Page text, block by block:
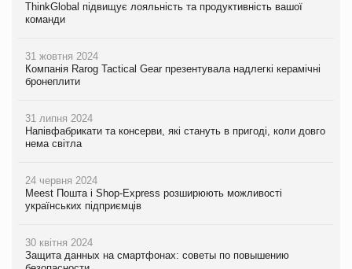
ThinkGlobal підвищує лояльність та продуктивність вашої
команди
31 жовтня 2024
Компанія Rarog Tactical Gear презентувала надлегкі керамічні
бронеплити
31 липня 2024
Напівфабрикати та консерви, які стануть в пригоді, коли довго
нема світла
24 червня 2024
Meest Пошта і Shop-Express розширюють можливості
українських підприємців
30 квітня 2024
Защита данных на смартфонах: советы по повышению